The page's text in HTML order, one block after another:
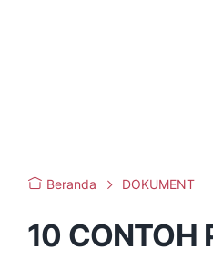
Beranda DOKUMENT
10 CONTOH